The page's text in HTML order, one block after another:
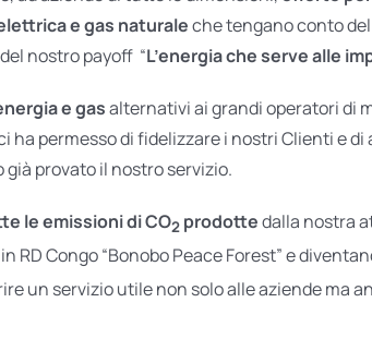
e gas naturaleche tengano conto
nostro payoff “L’energia che serve alle
e gasalternativi ai grandi operatori di
ha permesso di fidelizzare i nostri Clienti e
provato il nostro servizio.
le emissioni di CO2prodottedalla nostra
Congo “Bonobo Peace Forest” e
un servizio utile non solo alle aziende ma